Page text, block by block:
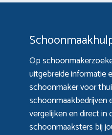
Op
uitgebreide informatie
schoonmaker voor
schoonmaakbedrijven
vergelijken en direct
schoonmaaksters bij